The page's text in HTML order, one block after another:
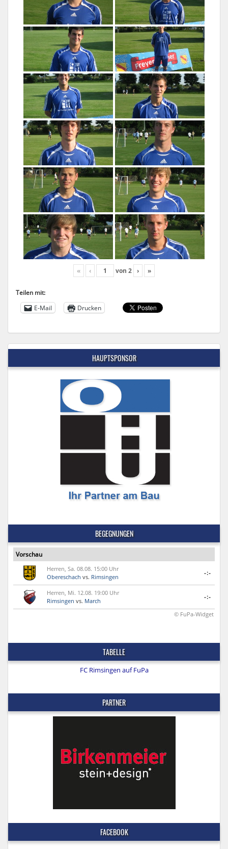
« ‹ von 2 › »
Teilen mit:
E-Mail
Drucken
HAUPTSPONSOR
BEGEGNUNGEN
Vorschau
Herren, Sa. 08.08. 15:00 Uhr
Obereschach vs. Rimsingen
-:-
Herren, Mi. 12.08. 19:00 Uhr
Rimsingen vs. March
-:-
© FuPa-Widget
TABELLE
FC Rimsingen auf FuPa
PARTNER
FACEBOOK